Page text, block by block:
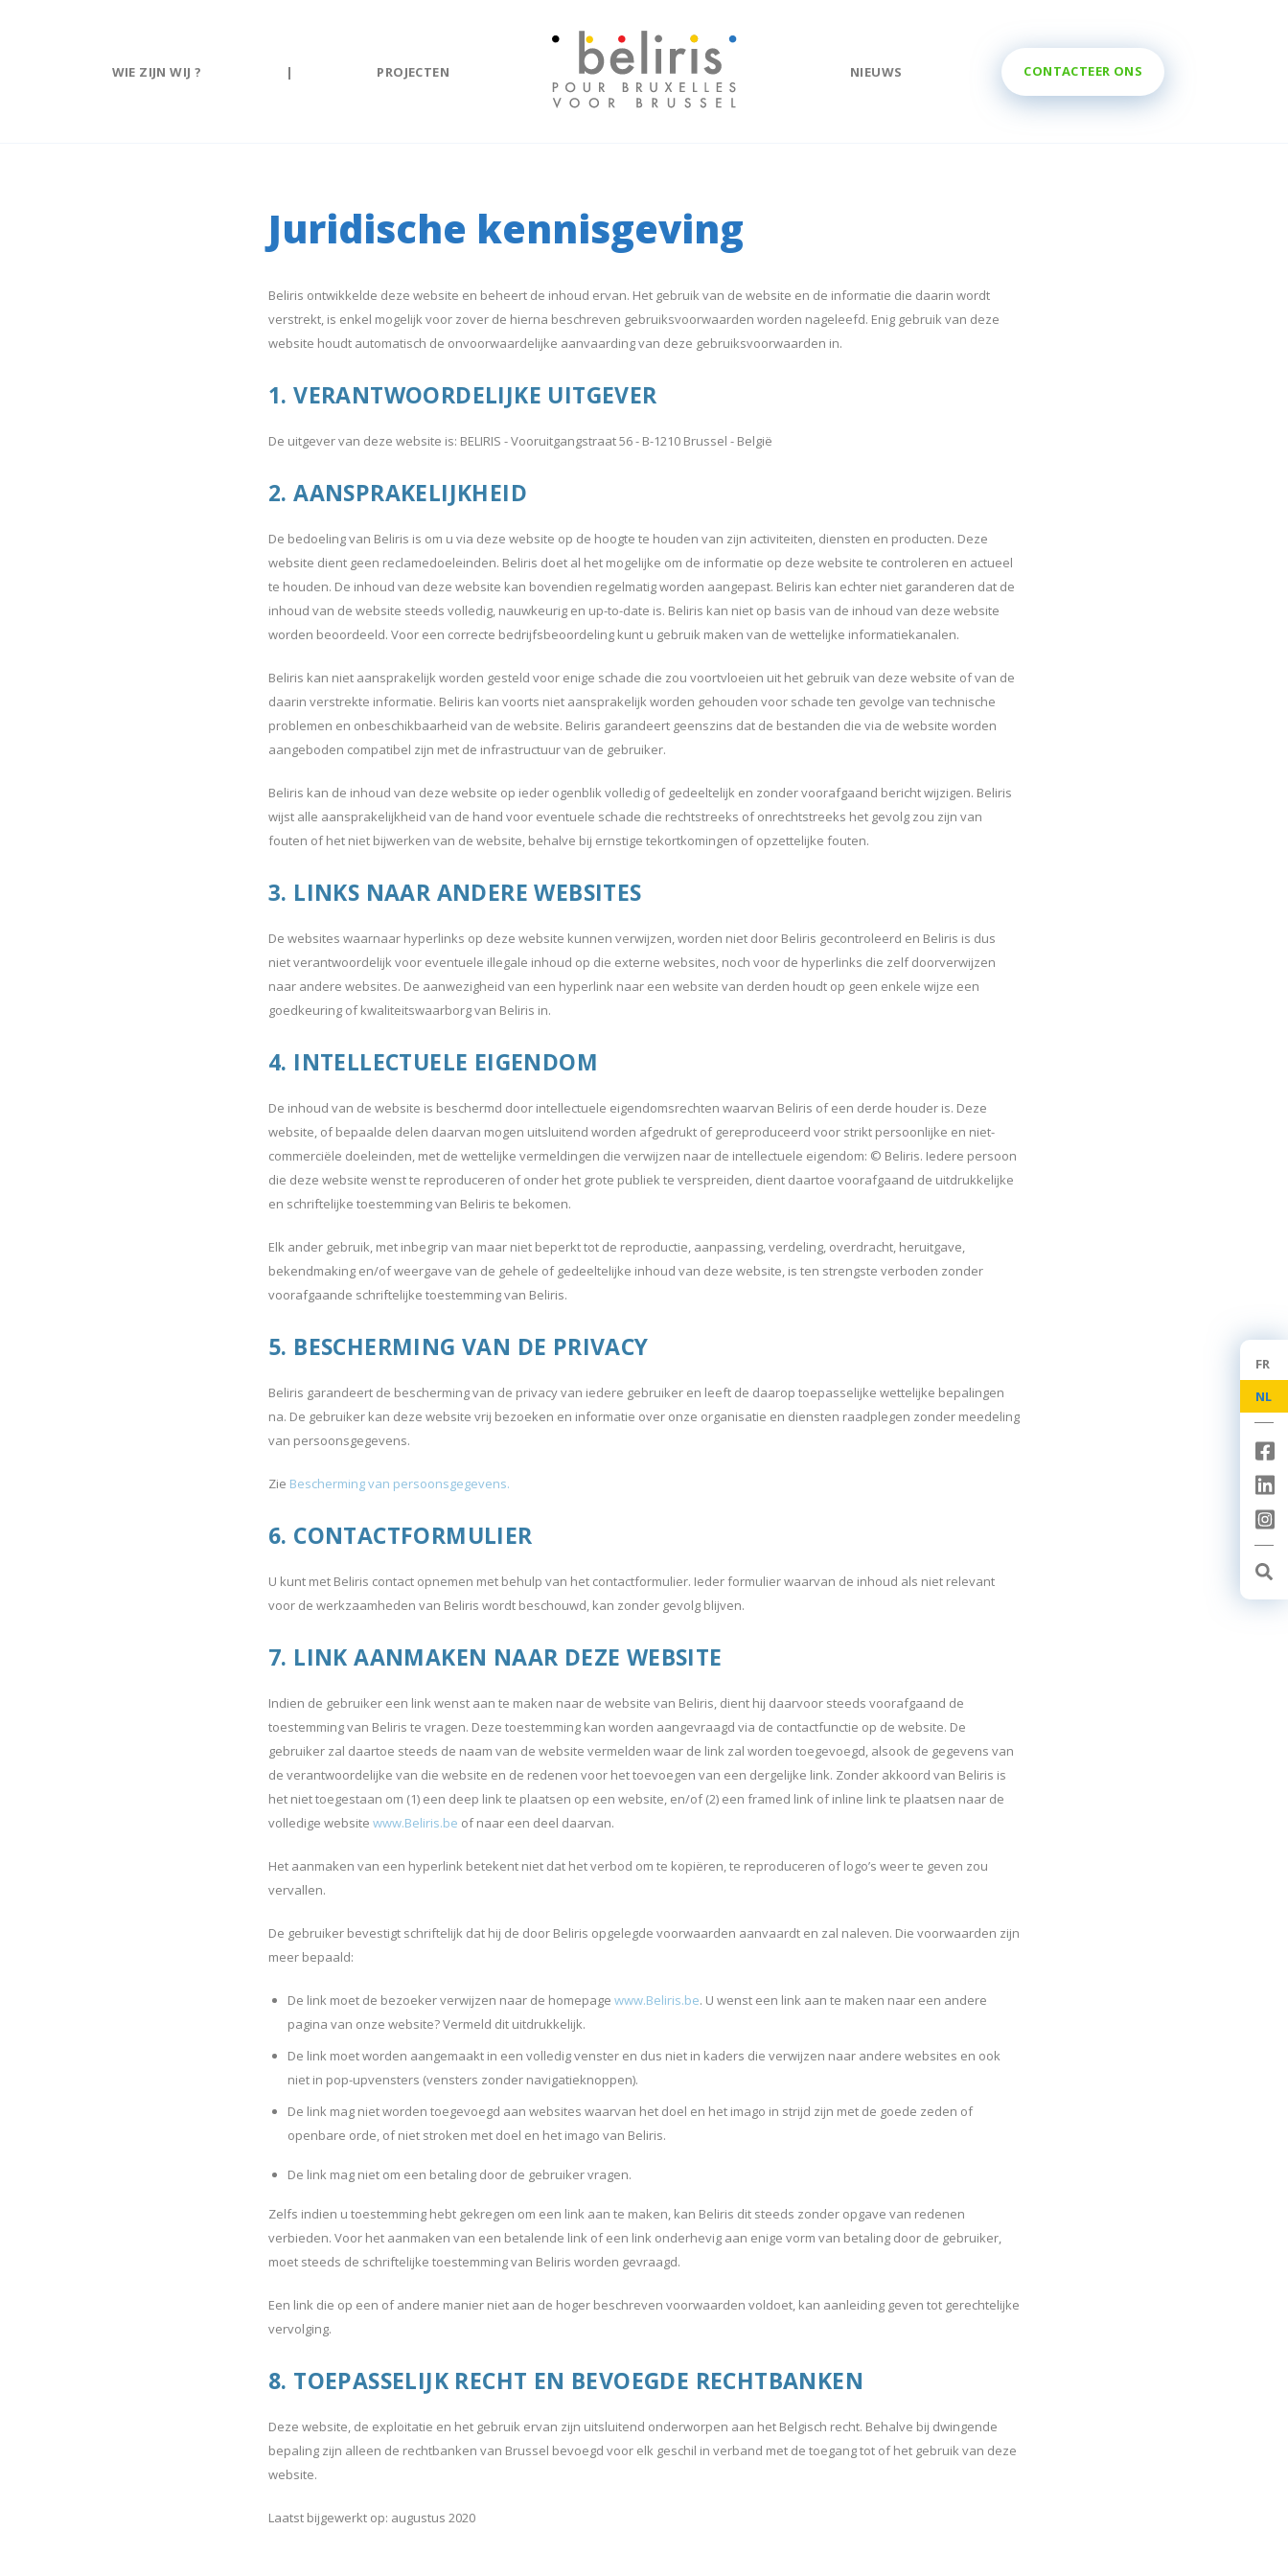
FR
NL
WIE ZIJN WIJ ? | PROJECTEN NIEUWS CONTACTEER ONS
Juridische kennisgeving
Beliris ontwikkelde deze website en beheert de inhoud ervan. Het gebruik van de website en de informatie die daarin wordt
verstrekt, is enkel mogelijk voor zover de hierna beschreven gebruiksvoorwaarden worden nageleefd. Enig gebruik van deze
website houdt automatisch de onvoorwaardelijke aanvaarding van deze gebruiksvoorwaarden in.
1. VERANTWOORDELIJKE UITGEVER
De uitgever van deze website is: BELIRIS - Vooruitgangstraat 56 - B-1210 Brussel - België
2. AANSPRAKELIJKHEID
De bedoeling van Beliris is om u via deze website op de hoogte te houden van zijn activiteiten, diensten en producten. Deze
website dient geen reclamedoeleinden. Beliris doet al het mogelijke om de informatie op deze website te controleren en actueel
te houden. De inhoud van deze website kan bovendien regelmatig worden aangepast. Beliris kan echter niet garanderen dat de
inhoud van de website steeds volledig, nauwkeurig en up-to-date is. Beliris kan niet op basis van de inhoud van deze website
worden beoordeeld. Voor een correcte bedrijfsbeoordeling kunt u gebruik maken van de wettelijke informatiekanalen.
Beliris kan niet aansprakelijk worden gesteld voor enige schade die zou voortvloeien uit het gebruik van deze website of van de
daarin verstrekte informatie. Beliris kan voorts niet aansprakelijk worden gehouden voor schade ten gevolge van technische
problemen en onbeschikbaarheid van de website. Beliris garandeert geenszins dat de bestanden die via de website worden
aangeboden compatibel zijn met de infrastructuur van de gebruiker.
Beliris kan de inhoud van deze website op ieder ogenblik volledig of gedeeltelijk en zonder voorafgaand bericht wijzigen. Beliris
wijst alle aansprakelijkheid van de hand voor eventuele schade die rechtstreeks of onrechtstreeks het gevolg zou zijn van
fouten of het niet bijwerken van de website, behalve bij ernstige tekortkomingen of opzettelijke fouten.
3. LINKS NAAR ANDERE WEBSITES
De websites waarnaar hyperlinks op deze website kunnen verwijzen, worden niet door Beliris gecontroleerd en Beliris is dus
niet verantwoordelijk voor eventuele illegale inhoud op die externe websites, noch voor de hyperlinks die zelf doorverwijzen
naar andere websites. De aanwezigheid van een hyperlink naar een website van derden houdt op geen enkele wijze een
goedkeuring of kwaliteitswaarborg van Beliris in.
4. INTELLECTUELE EIGENDOM
De inhoud van de website is beschermd door intellectuele eigendomsrechten waarvan Beliris of een derde houder is. Deze
website, of bepaalde delen daarvan mogen uitsluitend worden afgedrukt of gereproduceerd voor strikt persoonlijke en niet-
commerciële doeleinden, met de wettelijke vermeldingen die verwijzen naar de intellectuele eigendom: © Beliris. Iedere persoon
die deze website wenst te reproduceren of onder het grote publiek te verspreiden, dient daartoe voorafgaand de uitdrukkelijke
en schriftelijke toestemming van Beliris te bekomen.
Elk ander gebruik, met inbegrip van maar niet beperkt tot de reproductie, aanpassing, verdeling, overdracht, heruitgave,
bekendmaking en/of weergave van de gehele of gedeeltelijke inhoud van deze website, is ten strengste verboden zonder
voorafgaande schriftelijke toestemming van Beliris.
5. BESCHERMING VAN DE PRIVACY
Beliris garandeert de bescherming van de privacy van iedere gebruiker en leeft de daarop toepasselijke wettelijke bepalingen
na. De gebruiker kan deze website vrij bezoeken en informatie over onze organisatie en diensten raadplegen zonder meedeling
van persoonsgegevens.
Zie Bescherming van persoonsgegevens.
6. CONTACTFORMULIER
U kunt met Beliris contact opnemen met behulp van het contactformulier. Ieder formulier waarvan de inhoud als niet relevant
voor de werkzaamheden van Beliris wordt beschouwd, kan zonder gevolg blijven.
7. LINK AANMAKEN NAAR DEZE WEBSITE
Indien de gebruiker een link wenst aan te maken naar de website van Beliris, dient hij daarvoor steeds voorafgaand de
toestemming van Beliris te vragen. Deze toestemming kan worden aangevraagd via de contactfunctie op de website. De
gebruiker zal daartoe steeds de naam van de website vermelden waar de link zal worden toegevoegd, alsook de gegevens van
de verantwoordelijke van die website en de redenen voor het toevoegen van een dergelijke link. Zonder akkoord van Beliris is
het niet toegestaan om (1) een deep link te plaatsen op een website, en/of (2) een framed link of inline link te plaatsen naar de
volledige website www.Beliris.be of naar een deel daarvan.
Het aanmaken van een hyperlink betekent niet dat het verbod om te kopiëren, te reproduceren of logo’s weer te geven zou
vervallen.
De gebruiker bevestigt schriftelijk dat hij de door Beliris opgelegde voorwaarden aanvaardt en zal naleven. Die voorwaarden zijn
meer bepaald:
De link moet de bezoeker verwijzen naar de homepage www.Beliris.be. U wenst een link aan te maken naar een andere
pagina van onze website? Vermeld dit uitdrukkelijk.
De link moet worden aangemaakt in een volledig venster en dus niet in kaders die verwijzen naar andere websites en ook
niet in pop-upvensters (vensters zonder navigatieknoppen).
De link mag niet worden toegevoegd aan websites waarvan het doel en het imago in strijd zijn met de goede zeden of
openbare orde, of niet stroken met doel en het imago van Beliris.
De link mag niet om een betaling door de gebruiker vragen.
Zelfs indien u toestemming hebt gekregen om een link aan te maken, kan Beliris dit steeds zonder opgave van redenen
verbieden. Voor het aanmaken van een betalende link of een link onderhevig aan enige vorm van betaling door de gebruiker,
moet steeds de schriftelijke toestemming van Beliris worden gevraagd.
Een link die op een of andere manier niet aan de hoger beschreven voorwaarden voldoet, kan aanleiding geven tot gerechtelijke
vervolging.
8. TOEPASSELIJK RECHT EN BEVOEGDE RECHTBANKEN
Deze website, de exploitatie en het gebruik ervan zijn uitsluitend onderworpen aan het Belgisch recht. Behalve bij dwingende
bepaling zijn alleen de rechtbanken van Brussel bevoegd voor elk geschil in verband met de toegang tot of het gebruik van deze
website.
Laatst bijgewerkt op: augustus 2020